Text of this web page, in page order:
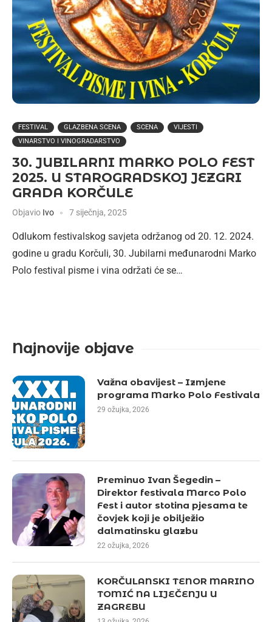
FESTIVAL GLAZBENA SCENA SCENA
VIJESTI
VINARSTVO I VINOGRADARSTVO
30. JUBILARNI MARKO POLO FEST
2025. U STAROGRADSKOJ JEZGRI
GRADA KORČULE
Objavio Ivo 7 siječnja, 2025
Odlukom festivalskog savjeta održanog od 20. 12. 2024.
godine u gradu Korčuli, 30. Jubilarni međunarodni Marko
Polo festival pisme i vina održati će se…
Najnovije objave
Važna obavijest – Izmjene
programa Marko Polo Festivala
29 ožujka, 2026
Preminuo Ivan Šegedin –
Direktor festivala Marco Polo
Fest i autor stotina pjesama te
čovjek koji je obilježio
dalmatinsku glazbu
22 ožujka, 2026
KORČULANSKI TENOR MARINO
TOMIĆ NA LIJEČENJU U
ZAGREBU